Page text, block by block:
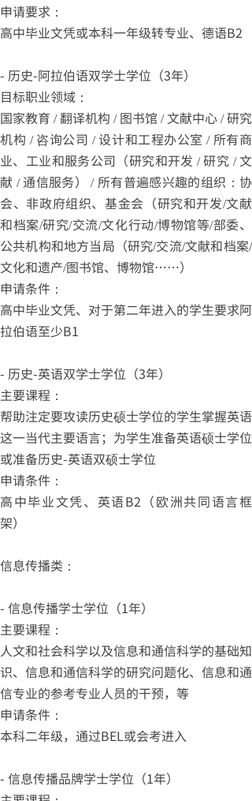
申请要求：
高中毕业文凭或本科一年级转专业、德语B2
- 历史-阿拉伯语双学士学位（3年）
目标职业领域：
国家教育 / 翻译机构 / 图书馆 / 文献中心 / 研究
机构 / 咨询公司 / 设计和工程办公室 / 所有商
业、工业和服务公司（研究和开发 / 研究 / 文
献 / 通信服务） / 所有普遍感兴趣的组织：协
会、非政府组织、基金会（研究和开发/文献
和档案/研究/交流/文化行动/博物馆等/部委、
公共机构和地方当局（研究/交流/文献和档案/
文化和遗产/图书馆、博物馆……）
申请条件：
高中毕业文凭、对于第二年进入的学生要求阿
拉伯语至少B1
- 历史-英语双学士学位（3年）
主要课程：
帮助注定要攻读历史硕士学位的学生掌握英语
这一当代主要语言；为学生准备英语硕士学位
或准备历史-英语双硕士学位
申请条件：
高中毕业文凭、英语B2（欧洲共同语言框
架）
信息传播类：
- 信息传播学士学位（1年）
主要课程：
人文和社会科学以及信息和通信科学的基础知
识、信息和通信科学的研究问题化、信息和通
信专业的参考专业人员的干预，等
申请条件：
本科二年级，通过BEL或会考进入
- 信息传播品牌学士学位（1年）